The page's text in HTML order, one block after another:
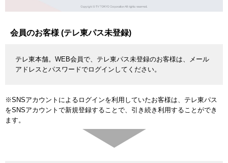
会員のお客様 (テレ東パス未登録)
テレ東本舗。WEB会員で、テレ東パス未登録のお客様は、メール
アドレスとパスワードでログインしてください。
※SNSアカウントによるログインを利用していたお客様は、テレ東パス
をSNSアカウントで新規登録することで、引き続き利用することができ
ます。